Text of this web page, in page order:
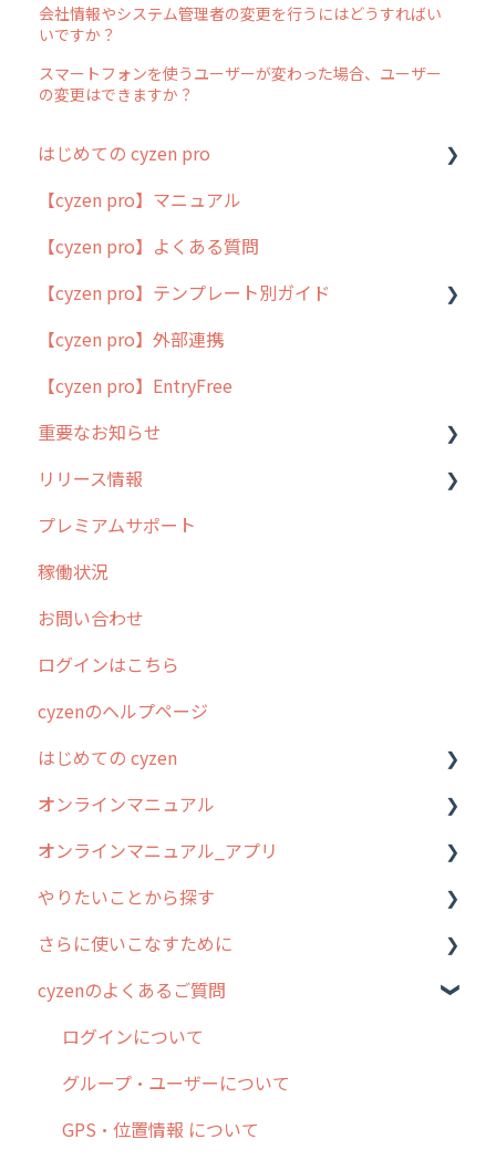
会社情報やシステム管理者の変更を行うにはどうすればい
いですか？
スマートフォンを使うユーザーが変わった場合、ユーザー
の変更はできますか？
はじめての cyzen pro
cyzen pro とは？
簡易マニュアル
cyzen proの位置情報取得について
用語集
よくある質問
【cyzen pro】マニュアル
【cyzen pro】よくある質問
【cyzen pro】テンプレート別ガイド
ポスティング
ラウンダー
メンテナンス
外廻り営業
清掃
不動産
【cyzen pro】外部連携
【cyzen pro】EntryFree
重要なお知らせ
過去の重要なお知らせ
障害情報
リリース情報
リリース
2026年のリリース情報
2025年のリリース情報
2024年のリリース情報
2023年のリリース情報
過去のリリース
2019年までのリリース情報
お客様の声を実現しました
プレミアムサポート
稼働状況
お問い合わせ
ログインはこちら
cyzenのヘルプページ
はじめての cyzen
0. はじめてのcyzenの使い方
1. cyzenについて知ろう
2. 主要機能の概要
3. cyzenの位置情報取得について
4. cyzen利用前の準備：システム管理者編
5. 基本的な使い方：システム管理者編
6. 基本的な使い方：ユーザー編
7. 初心者向けよくある質問集
オンラインマニュアル
管理サイトの使い始め
ユーザー・グループ管理
行動管理
予定管理
スポット
ステータス・主観
報告書・行動種別
オンラインマニュアル_アプリ
アプリの使い始め
ホーム画面
スポット
報告閲覧
予定
日報
やりたいことから探す
行動管理
勤怠管理
予定管理
スポット
ステータス・主観
さらに使いこなすために
はじめに
スポット・ステータス関連オプション
交通費自動計算
安全走行支援
cyzenのよくあるご質問
ログインについて
グループ・ユーザーについて
GPS・位置情報 について